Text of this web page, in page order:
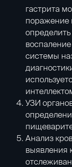
гастрита
поражение
системы
УЗИ
Анализ
выявления